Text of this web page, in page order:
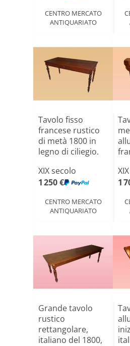
CENTRO MERCATO
ANTIQUARIATO
Tavolo fisso
francese rustico
di metà 1800 in
legno di ciliegio.
XIX secolo
1 250 €
CENTRO MERCATO
ANTIQUARIATO
1
Grande tavolo
rustico
rettangolare,
italiano del 1800,